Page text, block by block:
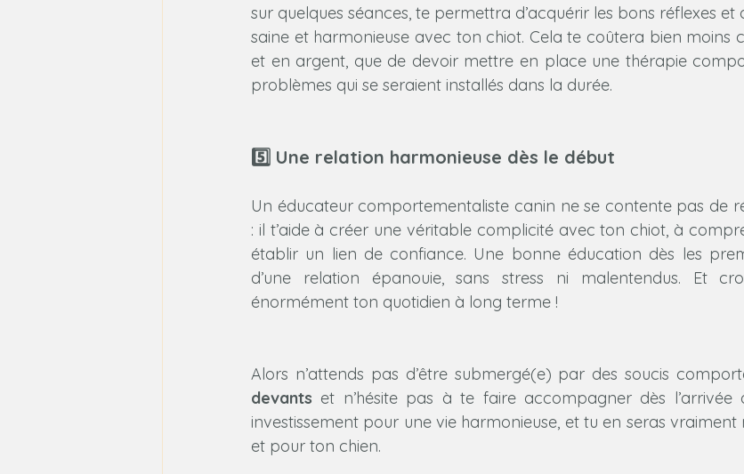
sur quelques séances, te permettra d’acquérir les bons réflexes et
saine et harmonieuse avec ton chiot. Cela te coûtera bien moins
et en argent, que de devoir mettre en place une thérapie
problèmes qui se seraient installés dans la durée.
5️⃣ Une relation harmonieuse dès le début
Un éducateur comportementaliste canin ne se contente pas de
: il t’aide à créer une véritable complicité avec ton chiot, à
établir un lien de confiance. Une bonne éducation dès les
d’une relation épanouie, sans stress ni malentendus. Et
énormément ton quotidien à long terme !
Alors n’attends pas d’être submergé(e) par des soucis
devants et n’hésite pas à te faire accompagner dès l’arrivée
investissement pour une vie harmonieuse, et tu en seras
et pour ton chien.